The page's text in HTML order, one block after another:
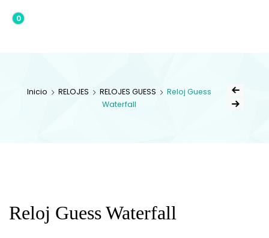
0,00€
0
Inicio RELOJES RELOJES GUESS
Reloj Guess
Waterfall
Reloj Guess Waterfall